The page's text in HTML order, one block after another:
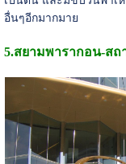
อื่นๆอีกมากมาย
5.สยามพารากอน-สถ